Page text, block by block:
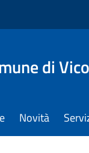
di
Novità